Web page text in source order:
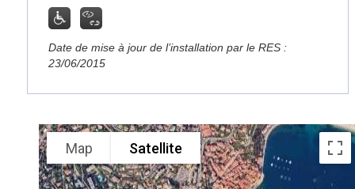
Date de mise à jour de l’installation par le RES :
23/06/2015
Map Satellite